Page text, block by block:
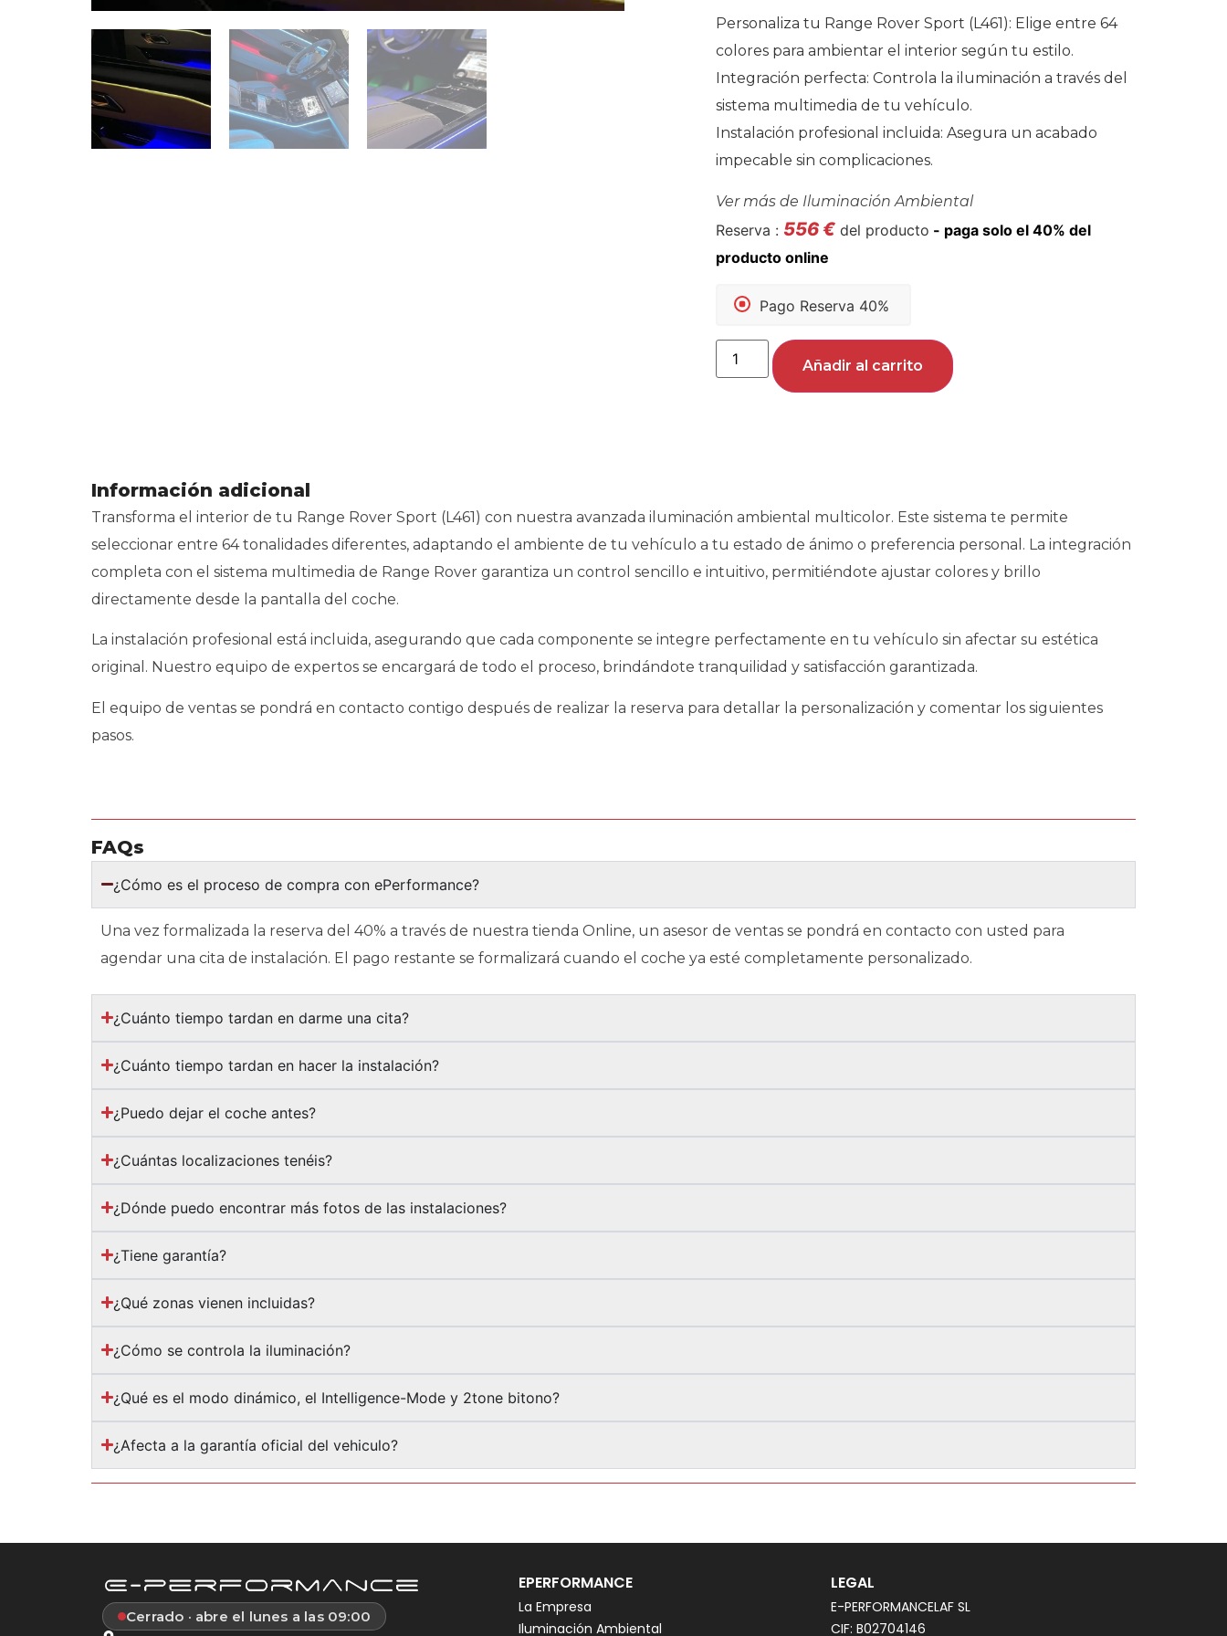
Personaliza tu Range Rover Sport (L461): Elige entre 64
colores para ambientar el interior según tu estilo.
Integración perfecta: Controla la iluminación a través del
sistema multimedia de tu vehículo.
Instalación profesional incluida: Asegura un acabado
impecable sin complicaciones.
Ver más de Iluminación Ambiental
Reserva : 556€ del producto
Pago Reserva 40%
Añadir al carrito
Información adicional
Transforma el interior de tu Range Rover Sport (L461) con nuestra avanzada iluminación ambiental multicolor. Este sistema te permite
seleccionar entre 64 tonalidades diferentes, adaptando el ambiente de tu vehículo a tu estado de ánimo o preferencia personal. La integración
completa con el sistema multimedia de Range Rover garantiza un control sencillo e intuitivo, permitiéndote ajustar colores y brillo
directamente desde la pantalla del coche.
La instalación profesional está incluida, asegurando que cada componente se integre perfectamente en tu vehículo sin afectar su estética
original. Nuestro equipo de expertos se encargará de todo el proceso, brindándote tranquilidad y satisfacción garantizada.
El equipo de ventas se pondrá en contacto contigo después de realizar la reserva para detallar la personalización y comentar los siguientes
pasos.
FAQs
¿Cómo es el proceso de compra con ePerformance?
Una vez formalizada la reserva del 40% a través de nuestra tienda Online, un asesor de ventas se pondrá en contacto con usted para
agendar una cita de instalación. El pago restante se formalizará cuando el coche ya esté completamente personalizado.
¿Cuánto tiempo tardan en darme una cita?
¿Cuánto tiempo tardan en hacer la instalación?
¿Puedo dejar el coche antes?
¿Cuántas localizaciones tenéis?
¿Dónde puedo encontrar más fotos de las instalaciones?
¿Tiene garantía?
¿Qué zonas vienen incluidas?
¿Cómo se controla la iluminación?
¿Qué es el modo dinámico, el Intelligence-Mode y 2tone bitono?
¿Afecta a la garantía oficial del vehiculo?
Cerrado · abre el lunes a las 09:00
EPERFORMANCE
La Empresa
Iluminación Ambiental
LEGAL
E-PERFORMANCELAF SL
CIF: B02704146